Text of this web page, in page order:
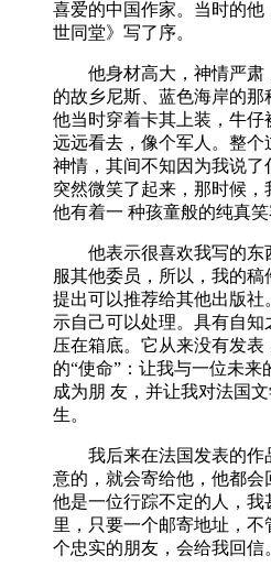
喜爱的中国作家。当时的他
世同堂》写了序。
他身材高大，神情严肃
的故乡尼斯、蓝色海岸的
他当时穿着卡其上装，牛仔
远远看去，像个军人。整个
神情，其间不知因为我说了
突然微笑了起来，那时候，
他有着一 种孩童般的纯真笑
他表示很喜欢我写的东
服其他委员，所以，我的
提出可以推荐给其他出版社
示自己可以处理。具有自知
压在箱底。它从来没有发表
的“使命”：让我与一位未
成为朋 友，并让我对法国
生。
我后来在法国发表的作
意的，就会寄给他，他都会
他是一位行踪不定的人，
里，只要一个邮寄地址，
个忠实的朋友，会给我回信